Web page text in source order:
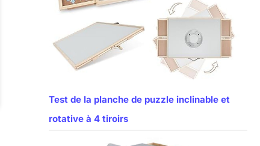
Test de la planche de puzzle inclinable et
rotative à 4 tiroirs